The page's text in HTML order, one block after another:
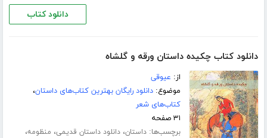
دانلود کتاب
دانلود کتاب چکیده داستان ورقه و گلشاه
از: عیوقی
موضوع:دانلود رایگان بهترین کتاب‌های داستان،
کتاب‌های شعر
۳۱ صفحه
برچسب‌ها:داستان،دانلود داستان قدیمی، منظومه،